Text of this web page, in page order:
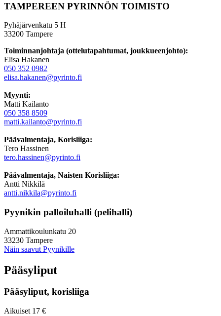
TAMPEREEN PYRINNÖN TOIMISTO
Pyhäjärvenkatu 5 H
33200 Tampere
Toiminnanjohtaja (ottelutapahtumat, joukkueenjohto):
Elisa Hakanen
050 352 0982
elisa.hakanen@pyrinto.fi
Myynti:
Matti Kailanto
050 358 8509
matti.kailanto@pyrinto.fi
Päävalmentaja, Korisliiga:
Tero Hassinen
tero.hassinen@pyrinto.fi
Päävalmentaja, Naisten Korisliiga:
Antti Nikkilä
antti.nikkila@pyrinto.fi
Pyynikin palloiluhalli (pelihalli)
Ammattikoulunkatu 20
33230 Tampere
Näin saavut Pyynikille
Pääsyliput
Pääsyliput, korisliiga
Aikuiset 17 €